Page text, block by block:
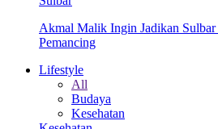
Akmal Malik Ingin Jadikan Sulbar
Pemancing
Lifestyle
All
Budaya
Kesehatan